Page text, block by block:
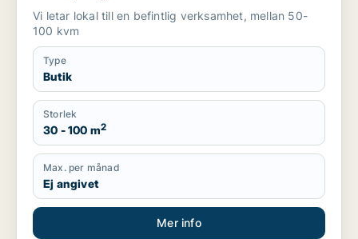
Vi letar lokal till en befintlig verksamhet, mellan 50-
100 kvm
Type
Butik
Storlek
30 - 100 m2
Max. per månad
Ej angivet
Mer info